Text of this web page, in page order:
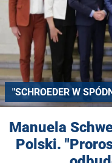
"SCHROEDER W
Manuela
Polski.